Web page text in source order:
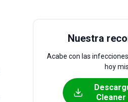
Nuestra
Acabe con las
hoy
Cleaner